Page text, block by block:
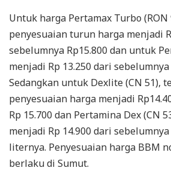
Untuk harga Pertamax Turbo
penyesuaian turun harga menjadi
sebelumnya Rp15.800 dan untuk
menjadi Rp 13.250 dari sebelumnya
Sedangkan untuk Dexlite (CN 51),
penyesuaian harga menjadi
Rp 15.700 dan Pertamina Dex (CN
menjadi Rp 14.900 dari
liternya. Penyesuaian harga BBM
berlaku di Sumut.